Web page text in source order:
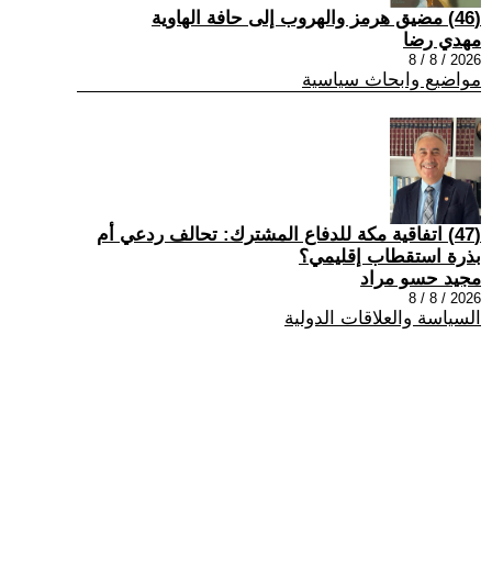
(46) مضيق هرمز والهروب إلى حافة الهاوية
مهدي رضا
2026 / 8 / 8
مواضيع وابحاث سياسية
(47) اتفاقية مكة للدفاع المشترك: تحالف ردعي أم
بذرة استقطاب إقليمي؟
مجيد حسو مراد
2026 / 8 / 8
السياسة والعلاقات الدولية